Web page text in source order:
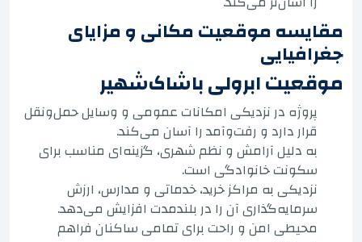
مقایسه موقعیت مکانی و مزایای
جغرافیایی
موقعیت ابرولی باشاک‌شهیر
پروژه در نزدیکی امکانات عمومی و وسایل حمل‌ونقل
قرار دارد و رفت‌وآمد را آسان می‌کند.
به دلیل آرامش و نظم شهری، گزینه‌ای مناسب برای
سکونت خانوادگی است.
نزدیکی به مراکز خرید، خدماتی و مدارس، ارزش
سرمایه‌گذاری آن را در بلندمدت افزایش می‌دهد.
محیطی امن و راحت برای تمامی ساکنان فراهم